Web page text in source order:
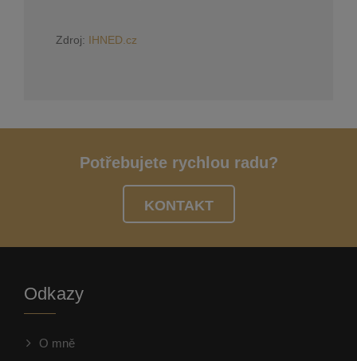
Zdroj: IHNED.cz
Potřebujete rychlou radu?
KONTAKT
Odkazy
O mně